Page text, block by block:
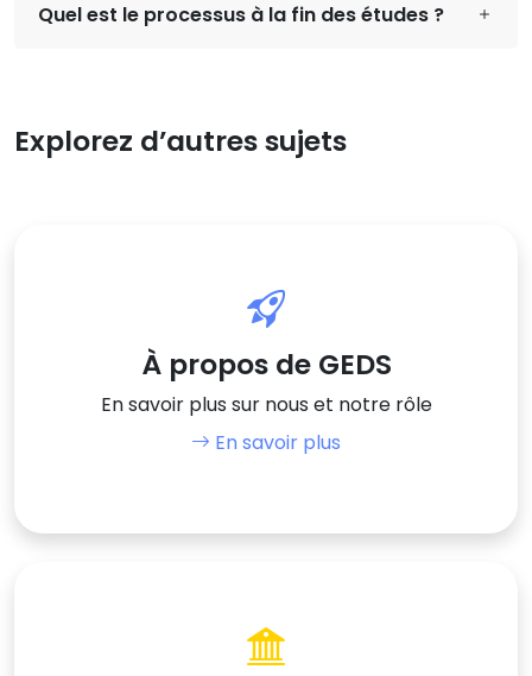
Quel est le processus à la fin des études ?
Explorez d’autres sujets
À propos de GEDS
En savoir plus sur nous et notre rôle
En savoir plus